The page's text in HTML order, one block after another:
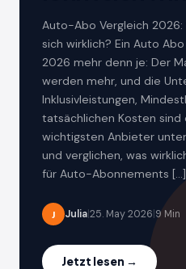
Auto-Abo Vergleich
sich wirklich? Ein Auto
2026 mehr denn je: Der
werden mehr, und die
Inklusivleistungen,
tatsächlichen Kosten sind
wichtigsten Anbieter
und verglichen, was
für Auto-Abonnements […]
J Julia25. May 2026 9 Min
Jetzt lesen →